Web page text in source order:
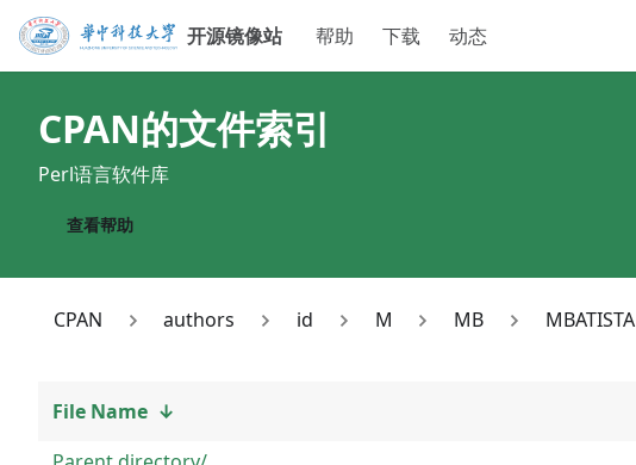
开源镜像站 帮助 下载 动态
CPAN的文件索引
Perl语言软件库
查看帮助
CPAN authors id M MB MBATISTA
File Name ↓